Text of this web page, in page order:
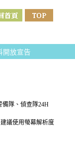
開放宣告
備隊、偵查隊24H
議使用螢幕解析度